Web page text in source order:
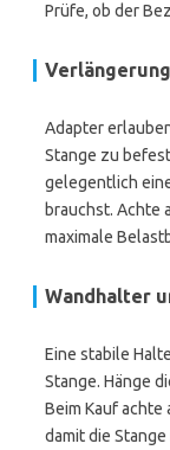
Prüfe, ob der
Adapter
Stange zu
gelegentlich
brauchst. Achte
maximale
Wandhalter
Eine stabile
Stange. Hänge
Beim Kauf
damit die